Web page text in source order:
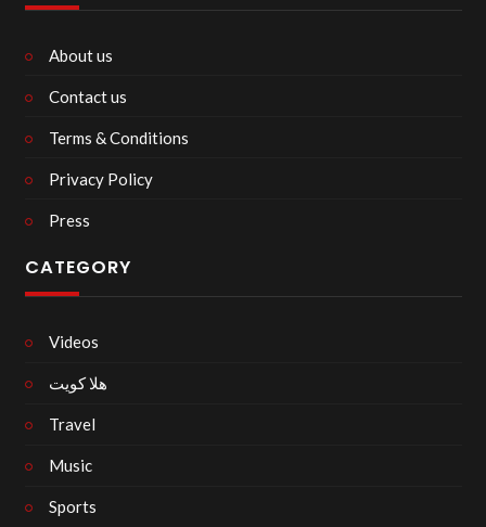
About us
Contact us
Terms & Conditions
Privacy Policy
Press
CATEGORY
Videos
هلا كويت
Travel
Music
Sports